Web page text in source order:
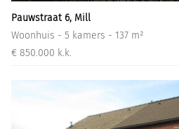
Pauwstraat 6, Mill
Woonhuis - 5 kamers - 137 m²
€ 850.000 k.k.